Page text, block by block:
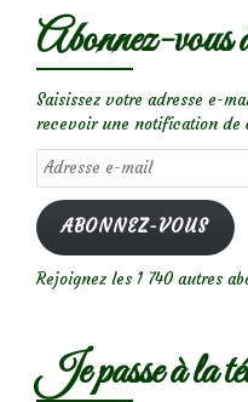
Abonnez-vous
Saisissez votre adresse e-
recevoir une notification de
Adresse
e-
mail
ABONNEZ-VOUS
Rejoignez les 1 740 autres
Je passe à la